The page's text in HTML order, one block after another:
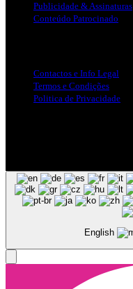
Publicidade & Assinaturas
Conteúdo Patrocinado
Contactos e Info Legal
Termos e Condições
Politica de Privacidade
English